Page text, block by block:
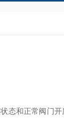
态和正常阀门